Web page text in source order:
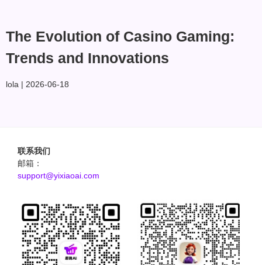
The Evolution of Casino Gaming:
Trends and Innovations
lola 2026-06-18
联系我们
邮箱：
support@yixiaoai.com